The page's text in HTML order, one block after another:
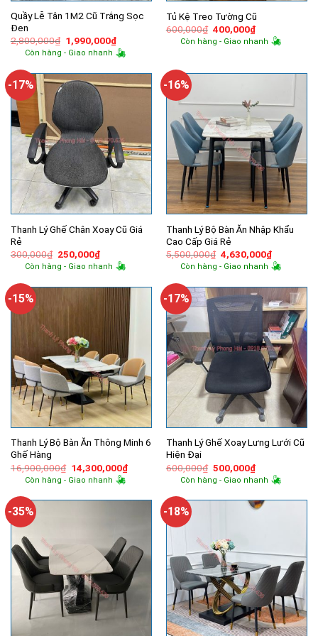
Quầy Lễ Tân 1M2 Cũ Trắng Sọc
Đen
2,800,000₫ Giá
gốc
là:
1,990,000₫Giá
hiện
tại
1,990,000₫.
Còn hàng - Giao nhanh
Tủ Kệ Treo Tường Cũ
600,000₫ Giá
gốc
là:
400,000₫Giá
hiện
tại
Còn hàng - Giao nhanh
-17%
Thanh Lý Ghế Chân Xoay Cũ Giá
Rẻ
300,000₫ Giá
gốc
là:
250,000₫Giá
hiện
tại
250,000₫.
Còn hàng - Giao nhanh
-16%
Thanh Lý Bộ Bàn Ăn Nhập Khẩu
Cao Cấp Giá Rẻ
5,500,000₫ Giá
gốc
là:
4,630,000₫Giá
hiện
tại
Còn hàng - Giao nhanh
-15%
Thanh Lý Bộ Bàn Ăn Thông Minh 6
Ghế Hàng
16,900,000₫ Giá
gốc
là:
14,300,000₫Giá
hiện
14,300,000₫.
Còn hàng - Giao nhanh
-17%
Thanh Lý Ghế Xoay Lưng Lưới Cũ
Hiện Đại
600,000₫ Giá
gốc
là:
500,000₫Giá
hiện
tại
500,000₫.
Còn hàng - Giao nhanh
-35% -18%